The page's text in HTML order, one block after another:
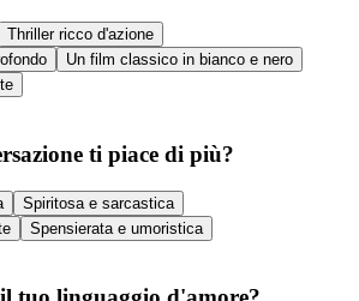
Thriller ricco d'azione
Un film classico in bianco e nero
ti piace di più?
Spiritosa e sarcastica
Spensierata e umoristica